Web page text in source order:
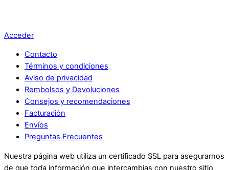
Acceder
Contacto
Términos y condiciones
Aviso de privacidad
Rembolsos y Devoluciones
Consejos y recomendaciones
Facturación
Envíos
Preguntas Frecuentes
Nuestra página web utiliza un certificado SSL para asegurarnos
de que toda información que intercambias con nuestro sitio